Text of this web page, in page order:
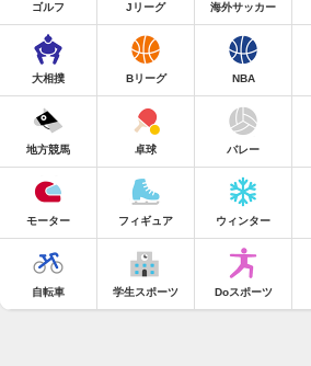
ゴルフ Jリーグ 海外サッカー
大相撲 Bリーグ NBA
地方競馬 卓球 バレー
モーター フィギュア ウィンター
自転車 学生スポーツ Doスポーツ